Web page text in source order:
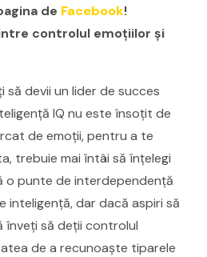
de Facebook!
controlul emoțiilor și
devii un lider de succes
IQ nu este însoțit de
de emoții, pentru a te
trebuie mai întâi să înțelegi
o punte de interdependență
inteligență, dar dacă aspiri să
înveți să deții controlul
de a recunoaște tiparele